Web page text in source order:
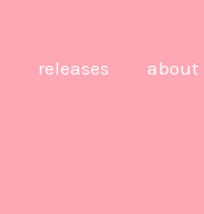
releases about